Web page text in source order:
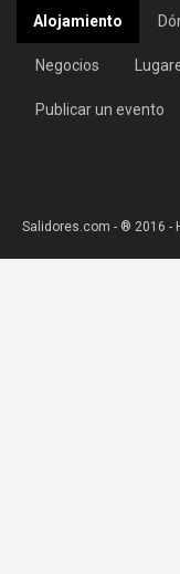
Alojamiento
Negocios
Publicar un evento
Salidores.com - ® 2016 -